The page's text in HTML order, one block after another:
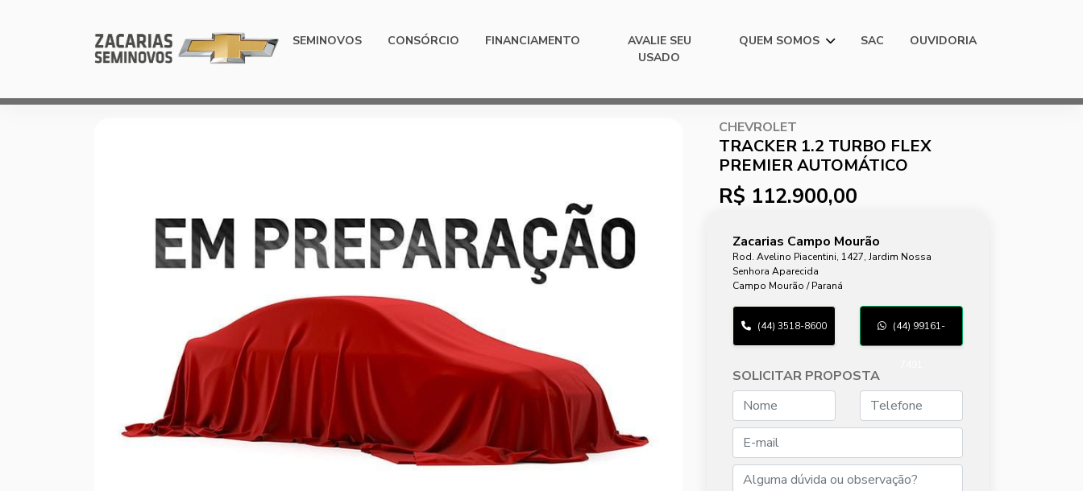
SEMINOVOS CONSÓRCIO FINANCIAMENTO
AVALIE SEU
USADO
QUEM SOMOS SAC OUVIDORIA
CHEVROLET
TRACKER 1.2 TURBO FLEX
PREMIER AUTOMÁTICO
R$ 112.900,00
Zacarias Campo Mourão
Rod. Avelino Piacentini, 1427, Jardim Nossa
Senhora Aparecida
Campo Mourão / Paraná
(44) 3518-8600 (44) 99161-
SOLICITAR PROPOSTA
Previous